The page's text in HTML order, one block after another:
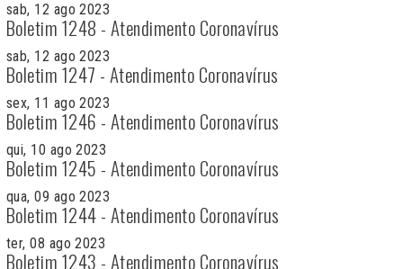
sab, 12 ago 2023
Boletim 1248 - Atendimento Coronavírus
sab, 12 ago 2023
Boletim 1247 - Atendimento Coronavírus
sex, 11 ago 2023
Boletim 1246 - Atendimento Coronavírus
qui, 10 ago 2023
Boletim 1245 - Atendimento Coronavírus
qua, 09 ago 2023
Boletim 1244 - Atendimento Coronavírus
ter, 08 ago 2023
Boletim 1243 - Atendimento Coronavírus